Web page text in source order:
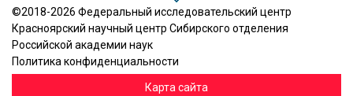
©2018-2026 Федеральный исследовательский центр
Красноярский научный центр Сибирского отделения
Российской академии наук
Политика конфиденциальности
Карта сайта